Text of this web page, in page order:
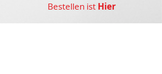
Bestellen ist Hier